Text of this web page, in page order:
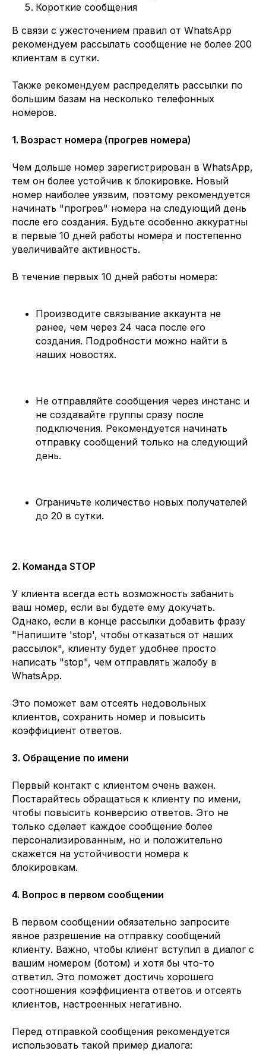
Короткие сообщения
В связи с ужесточением правил от WhatsApp
рекомендуем рассылать сообщение не более 200
клиентам в сутки.
Также рекомендуем распределять рассылки по
большим базам на несколько телефонных
номеров.
1. Возраст номера (прогрев номера)
Чем дольше номер зарегистрирован в WhatsApp,
тем он более устойчив к блокировке. Новый
номер наиболее уязвим, поэтому рекомендуется
начинать "прогрев" номера на следующий день
после его создания. Будьте особенно аккуратны
в первые 10 дней работы номера и постепенно
увеличивайте активность.
В течение первых 10 дней работы номера:
Производите связывание аккаунта не
ранее, чем через 24 часа после его
создания. Подробности можно найти в
наших новостях.
Не отправляйте сообщения через инстанс и
не создавайте группы сразу после
подключения. Рекомендуется начинать
отправку сообщений только на следующий
день.
Ограничьте количество новых получателей
до 20 в сутки.
2. Команда STOP
У клиента всегда есть возможность забанить
ваш номер, если вы будете ему докучать.
Однако, если в конце рассылки добавить фразу
"Напишите 'stop', чтобы отказаться от наших
рассылок", клиенту будет удобнее просто
написать "stop", чем отправлять жалобу в
WhatsApp.
Это поможет вам отсеять недовольных
клиентов, сохранить номер и повысить
коэффициент ответов.
3. Обращение по имени
Первый контакт с клиентом очень важен.
Постарайтесь обращаться к клиенту по имени,
чтобы повысить конверсию ответов. Это не
только сделает каждое сообщение более
персонализированным, но и положительно
скажется на устойчивости номера к
блокировкам.
4. Вопрос в первом сообщении
В первом сообщении обязательно запросите
явное разрешение на отправку сообщений
клиенту. Важно, чтобы клиент вступил в диалог с
вашим номером (ботом) и хотя бы что-то
ответил. Это поможет достичь хорошего
соотношения коэффициента ответов и отсеять
клиентов, настроенных негативно.
Перед отправкой сообщения рекомендуется
использовать такой пример диалога: